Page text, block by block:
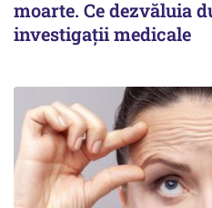
moarte. Ce dezvăluia
investigații medicale